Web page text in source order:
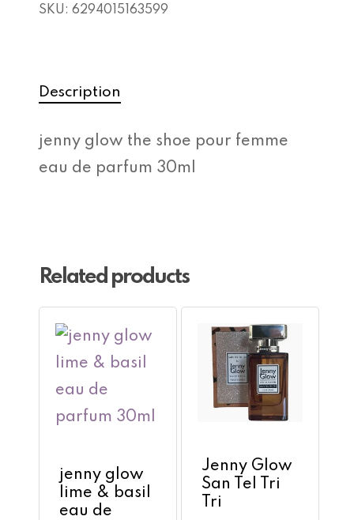
No products in the cart.
Go To Shop
SKU: 6294015163599
Description
jenny glow the shoe pour femme
eau de parfum 30ml
Related products
jenny glow
lime & basil
eau de
Jenny Glow
San Tel Tri
Tri